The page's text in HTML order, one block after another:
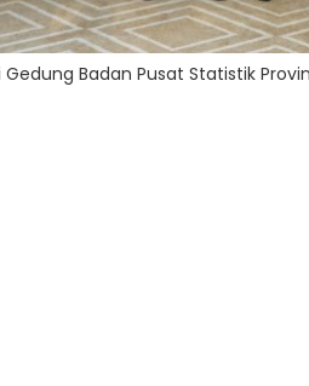
Badan Pusat Statistik